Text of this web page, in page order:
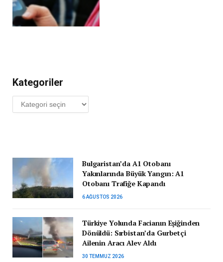
Kategoriler
Kategoriler
Bulgaristan’da A1 Otobanı
Yakınlarında Büyük Yangın: A1
Otobanı Trafiğe Kapandı
6 AĞUSTOS 2026
Türkiye Yolunda Facianın Eşiğinden
Dönüldü: Sırbistan’da Gurbetçi
Ailenin Aracı Alev Aldı
30 TEMMUZ 2026